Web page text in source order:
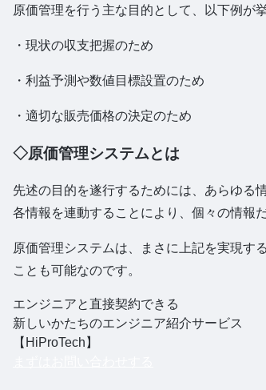
原価管理を行う主な目的として、以下例が
・現状の収支把握のため
・利益予測や数値目標設置のため
・適切な販売価格の決定のため
◇原価管理システムとは
先述の目的を遂行するためには、あらゆる
各情報を連動することにより、個々の情報
原価管理システムは、まさに上記を実現す
ことも可能なのです。
エンジニアと直接契約できる
新しいかたちのエンジニア紹介サービス
【HiProTech】